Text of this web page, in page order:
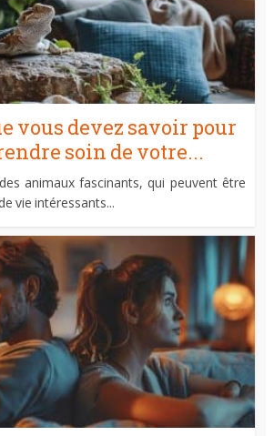
vous devez savoir pour
soin de votre...
animaux fascinants, qui peuvent être
vie intéressants...